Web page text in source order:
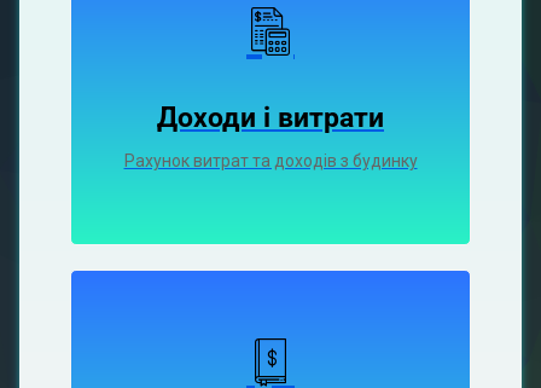
Доходи і витрати
Рахунок витрат та доходів з будинку